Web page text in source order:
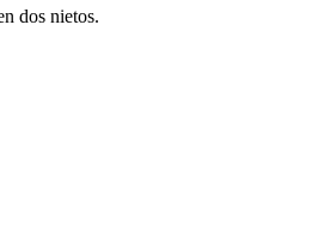
dos nietos.